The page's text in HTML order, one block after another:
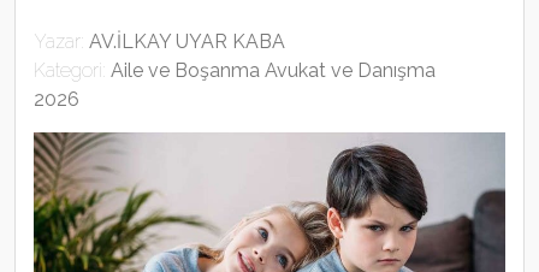
Yazar: AV.İLKAY UYAR KABA
Kategori: Aile ve Boşanma Avukat ve Danışma
2026